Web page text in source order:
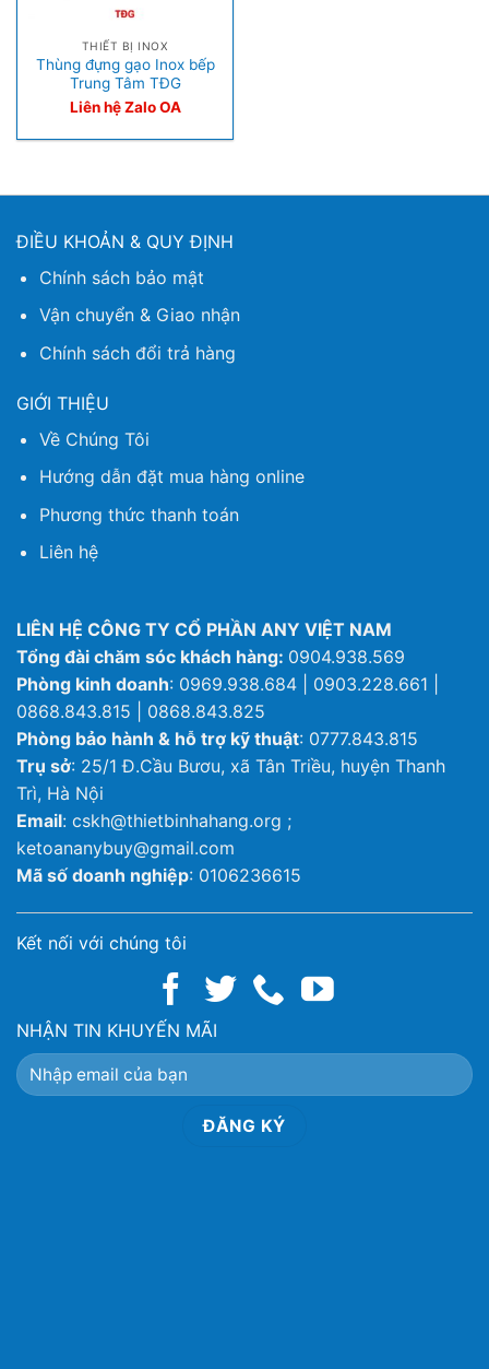
THIẾT BỊ INOX
Thùng đựng gạo Inox bếp
Trung Tâm TĐG
Liên hệ Zalo OA
ĐIỀU KHOẢN & QUY ĐỊNH
Chính sách bảo mật
Vận chuyển & Giao nhận
Chính sách đổi trả hàng
GIỚI THIỆU
Về Chúng Tôi
Hướng dẫn đặt mua hàng online
Phương thức thanh toán
Liên hệ
LIÊN HỆ CÔNG TY CỔ PHẦN ANY VIỆT NAM
Tổng đài chăm sóc khách hàng: 0904.938.569
Phòng kinh doanh: 0969.938.684 | 0903.228.661 |
0868.843.815 | 0868.843.825
Phòng bảo hành & hỗ trợ kỹ thuật: 0777.843.815
Trụ sở: 25/1 Đ.Cầu Bươu, xã Tân Triều, huyện Thanh
Trì, Hà Nội
Email: cskh@thietbinhahang.org ;
ketoananybuy@gmail.com
Mã số doanh nghiệp: 0106236615
Kết nối với chúng tôi
NHẬN TIN KHUYẾN MÃI